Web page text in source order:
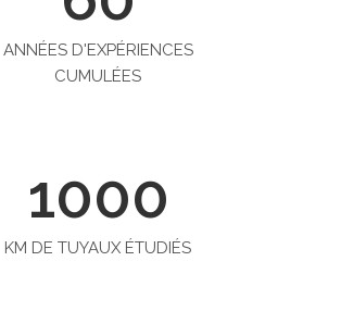
ANNÉES D'EXPÉRIENCES
CUMULÉES
1000
KM DE TUYAUX ÉTUDIÉS